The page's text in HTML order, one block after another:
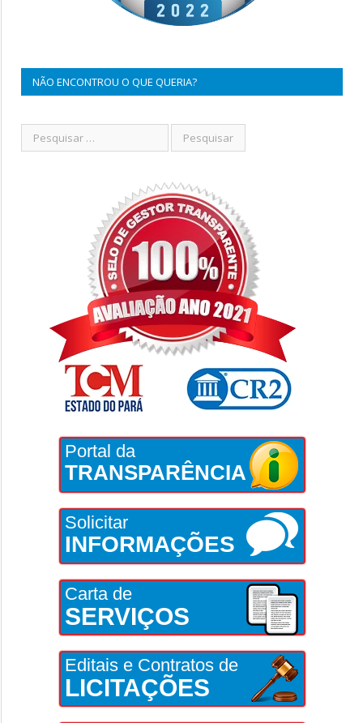
NÃO ENCONTROU O QUE QUERIA?
Portal da
TRANSPARÊNCIA
Solicitar
INFORMAÇÕES
Carta de
SERVIÇOS
Editais e Contratos de
LICITAÇÕES